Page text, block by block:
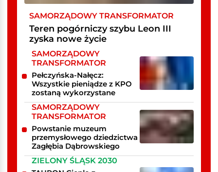
SAMORZĄDOWY TRANSFORMATOR
Teren pogórniczy szybu Leon III
zyska nowe życie
SAMORZĄDOWY
TRANSFORMATOR
Pełczyńska-Nałęcz:
Wszystkie pieniądze z KPO
zostaną wykorzystane
SAMORZĄDOWY
TRANSFORMATOR
Powstanie muzeum
przemysłowego dziedzictwa
Zagłębia Dąbrowskiego
ZIELONY ŚLĄSK 2030